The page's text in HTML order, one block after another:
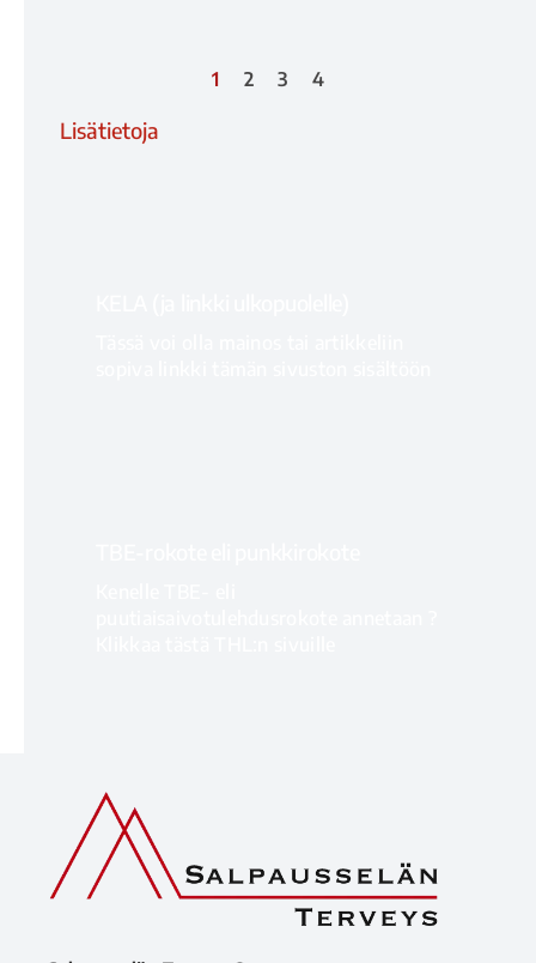
1 2 3 4
Lisätietoja